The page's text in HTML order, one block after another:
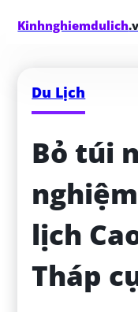
Kinhnghiemdulich
Du Lịch
Bỏ túi
lịch
Tháp